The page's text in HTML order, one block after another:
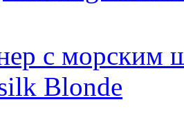
с морским
Blonde